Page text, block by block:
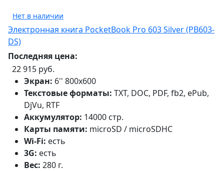
Нет в наличии
Электронная книга PocketBook Pro 603 Silver (PB603-
DS)
Последняя цена:
22 915 руб.
Экран: 6'' 800x600
Текстовые форматы: TXT, DOC, PDF, fb2, ePub,
DjVu, RTF
Аккумулятор: 14000 стр.
Карты памяти: microSD / microSDHC
Wi-Fi: есть
3G: есть
Вес: 280 г.